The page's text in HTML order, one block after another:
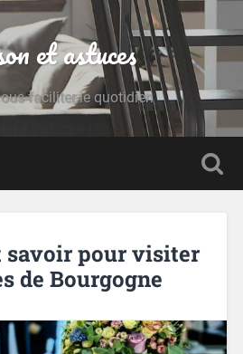
et astuces
faciliter le quotidien
savoir pour visiter
de Bourgogne